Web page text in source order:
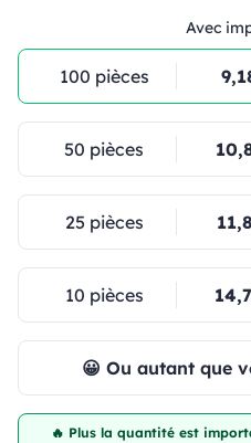
Avec
100 pièces
50 pièces
25 pièces
10 pièces
😀 Ou autant que
🔥 Plus la quantité est